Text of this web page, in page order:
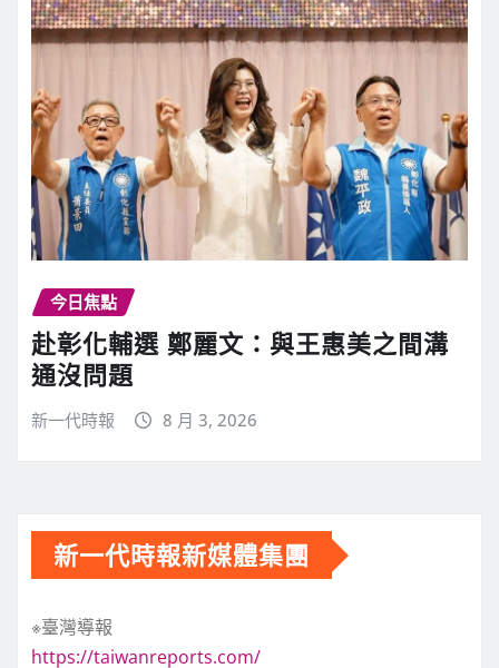
今日焦點
赴彰化輔選 鄭麗文：與王惠美之間溝
通沒問題
新一代時報 8 月 3, 2026
新一代時報新媒體集團
※臺灣導報
https://taiwanreports.com/